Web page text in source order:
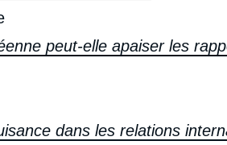
peut-elle apaiser les
dans les relations